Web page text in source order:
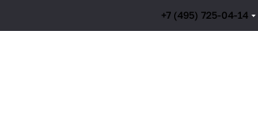
+7 (495) 725-04-14